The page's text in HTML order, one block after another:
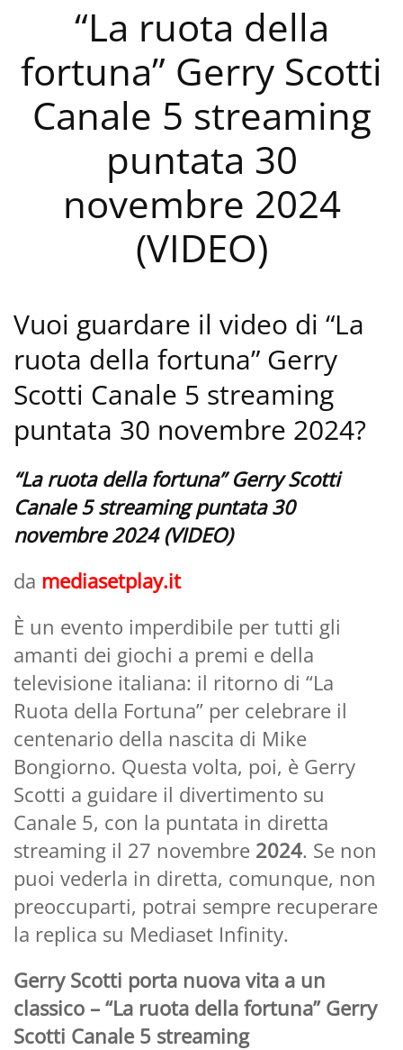
“La ruota della
fortuna” Gerry Scotti
Canale 5 streaming
puntata 30
novembre 2024
(VIDEO)
Vuoi guardare il video di “La
ruota della fortuna” Gerry
Scotti Canale 5 streaming
puntata 30 novembre 2024?
“La ruota della fortuna” Gerry Scotti
Canale 5 streaming puntata 30
novembre 2024 (VIDEO)
da mediasetplay.it
È un evento imperdibile per tutti gli
amanti dei giochi a premi e della
televisione italiana: il ritorno di “La
Ruota della Fortuna” per celebrare il
centenario della nascita di Mike
Bongiorno. Questa volta, poi, è Gerry
Scotti a guidare il divertimento su
Canale 5, con la puntata in diretta
streaming il 27 novembre 2024. Se non
puoi vederla in diretta, comunque, non
preoccuparti, potrai sempre recuperare
la replica su Mediaset Infinity.
Gerry Scotti porta nuova vita a un
classico – “La ruota della fortuna” Gerry
Scotti Canale 5 streaming